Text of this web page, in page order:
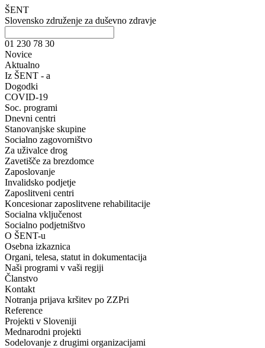
ŠENT
Slovensko združenje za duševno zdravje
01 230 78 30
Novice
Aktualno
Iz ŠENT - a
Dogodki
COVID-19
Soc. programi
Dnevni centri
Stanovanjske skupine
Socialno zagovorništvo
Za uživalce drog
Zavetišče za brezdomce
Zaposlovanje
Invalidsko podjetje
Zaposlitveni centri
Koncesionar zaposlitvene rehabilitacije
Socialna vključenost
Socialno podjetništvo
O ŠENT-u
Osebna izkaznica
Organi, telesa, statut in dokumentacija
Naši programi v vaši regiji
Članstvo
Kontakt
Notranja prijava kršitev po ZZPri
Reference
Projekti v Sloveniji
Mednarodni projekti
Sodelovanje z drugimi organizacijami